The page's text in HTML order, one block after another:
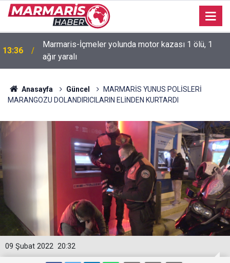
13:36
Marmaris-İçmeler yolunda motor kazası 1 ölü, 1
ağır yaralı
Anasayfa Güncel
MARMARİS YUNUS POLİSLERİ
MARANGOZU DOLANDIRICILARIN ELİNDEN KURTARDI
20:32
09 Şubat 2022